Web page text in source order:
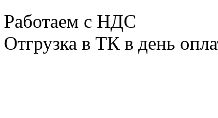
Работаем с НДС
Отгрузка в ТК в день